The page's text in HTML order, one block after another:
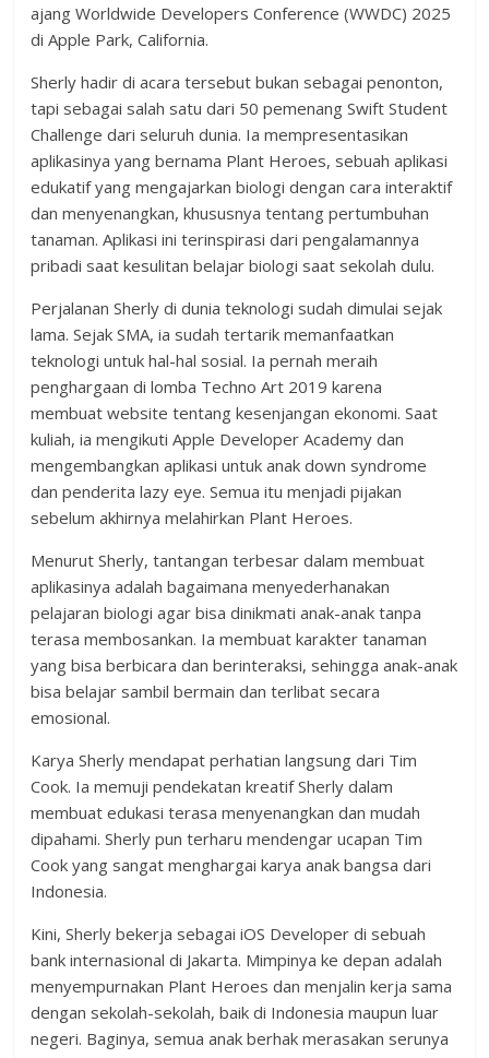
ajang Worldwide Developers Conference (WWDC) 2025
di Apple Park, California.
Sherly hadir di acara tersebut bukan sebagai penonton,
tapi sebagai salah satu dari 50 pemenang Swift Student
Challenge dari seluruh dunia. Ia mempresentasikan
aplikasinya yang bernama Plant Heroes, sebuah aplikasi
edukatif yang mengajarkan biologi dengan cara interaktif
dan menyenangkan, khususnya tentang pertumbuhan
tanaman. Aplikasi ini terinspirasi dari pengalamannya
pribadi saat kesulitan belajar biologi saat sekolah dulu.
Perjalanan Sherly di dunia teknologi sudah dimulai sejak
lama. Sejak SMA, ia sudah tertarik memanfaatkan
teknologi untuk hal-hal sosial. Ia pernah meraih
penghargaan di lomba Techno Art 2019 karena
membuat website tentang kesenjangan ekonomi. Saat
kuliah, ia mengikuti Apple Developer Academy dan
mengembangkan aplikasi untuk anak down syndrome
dan penderita lazy eye. Semua itu menjadi pijakan
sebelum akhirnya melahirkan Plant Heroes.
Menurut Sherly, tantangan terbesar dalam membuat
aplikasinya adalah bagaimana menyederhanakan
pelajaran biologi agar bisa dinikmati anak-anak tanpa
terasa membosankan. Ia membuat karakter tanaman
yang bisa berbicara dan berinteraksi, sehingga anak-anak
bisa belajar sambil bermain dan terlibat secara
emosional.
Karya Sherly mendapat perhatian langsung dari Tim
Cook. Ia memuji pendekatan kreatif Sherly dalam
membuat edukasi terasa menyenangkan dan mudah
dipahami. Sherly pun terharu mendengar ucapan Tim
Cook yang sangat menghargai karya anak bangsa dari
Indonesia.
Kini, Sherly bekerja sebagai iOS Developer di sebuah
bank internasional di Jakarta. Mimpinya ke depan adalah
menyempurnakan Plant Heroes dan menjalin kerja sama
dengan sekolah-sekolah, baik di Indonesia maupun luar
negeri. Baginya, semua anak berhak merasakan serunya